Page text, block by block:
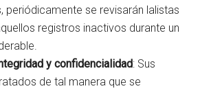
periódicamente se revisarán lalistas
registros inactivos durante un
y confidencialidad: Sus
de tal manera que se